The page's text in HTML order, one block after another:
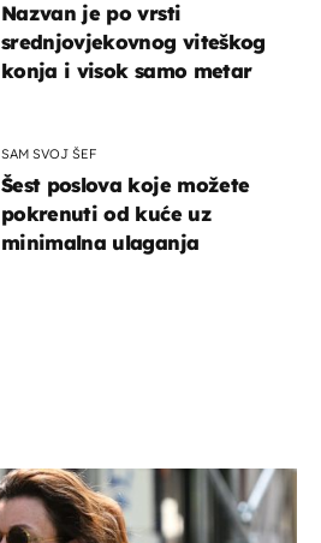
Nazvan je po vrsti
srednjovjekovnog viteškog
konja i visok samo metar
SAM SVOJ ŠEF
Šest poslova koje možete
pokrenuti od kuće uz
minimalna ulaganja